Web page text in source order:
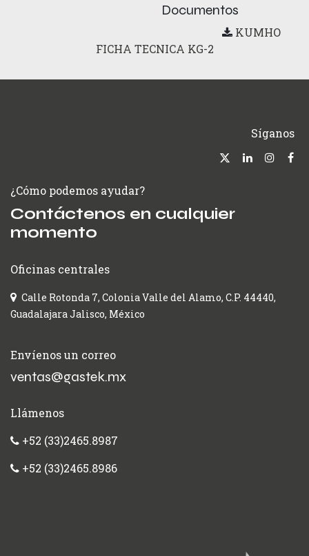
Documentos
KUMHO
FICHA TECNICA KG-2
Síganos
¿Cómo podemos ayudar?
Contáctenos en cualquier
momento
Oficinas centrales
Calle Rotonda 7, Colonia Valle del Alamo, C.P. 44440,
Guadalajara Jalisco, México
Envíenos un correo
ventas@gastek.mx
Llámenos
+52 (33)2465.8987
+52 (33)2465.8986